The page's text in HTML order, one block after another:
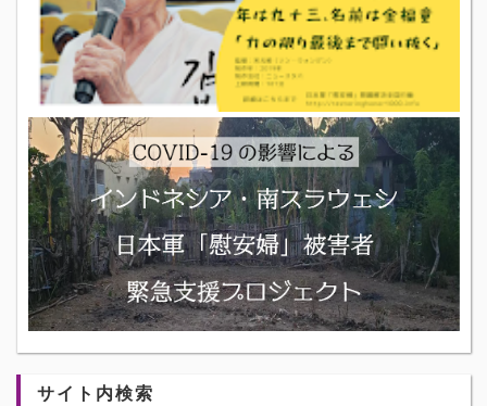
サイト内検索